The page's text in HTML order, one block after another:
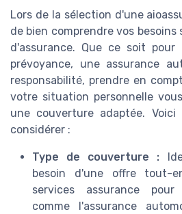
Lors de la sélection d'une
de bien comprendre vos
d'assurance. Que ce soit pour
prévoyance, une assurance
responsabilité, prendre en
votre situation personnelle
une couverture adaptée. Voici
considérer :
Type de couverture :
besoin d'une offre tout-
services assurance pour
comme l'assurance